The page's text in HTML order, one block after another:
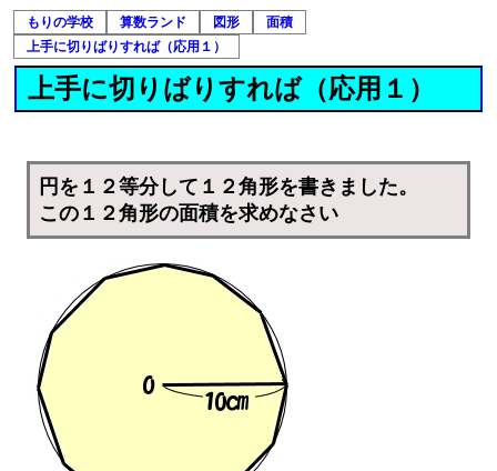
もりの学校 算数ランド 図形
面積
上手に切りばりすれば（応用１）
上手に切りばりすれば（応用１）
円を１２等分して１２角形を書きました。
この１２角形の面積を求めなさい